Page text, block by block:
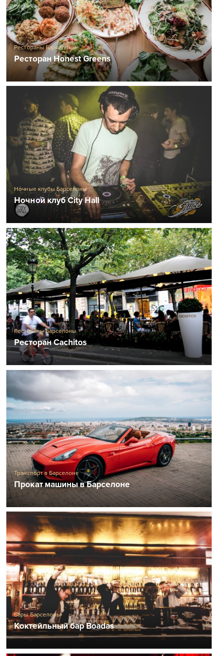
Рестораны Барселоны
Ресторан Honest Greens
Ночные клубы Барселоны
Ночной клуб City Hall
Рестораны Барселоны
Ресторан Cachitos
Транспорт в Барселоне
Прокат машины в Барселоне
Бары Барселоны
Коктейльный бар Boadas